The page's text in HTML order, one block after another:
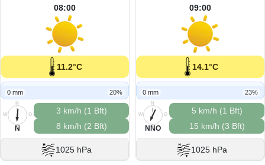
08:00
11.2°C
0 mm 20%
N
O
S
W
N
3 km/h (1 Bft)
8 km/h (2 Bft)
1025 hPa
09:00
14.1°C
0 mm 23%
N
O
S
W
NNO
5 km/h (1 Bft)
15 km/h (3 Bft)
1025 hPa